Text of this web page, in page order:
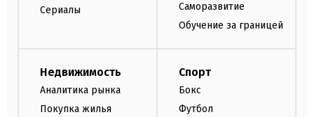
Сериалы
Саморазвитие
Обучение за границей
Недвижимость
Аналитика рынка
Покупка жилья
Спорт
Бокс
Футбол